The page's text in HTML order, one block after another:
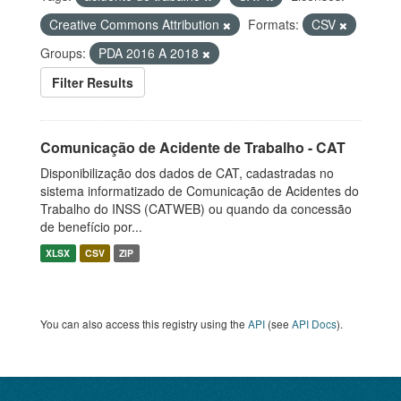
Creative Commons Attribution
Formats:
CSV
Groups:
PDA 2016 A 2018
Filter Results
Comunicação de Acidente de Trabalho - CAT
Disponibilização dos dados de CAT, cadastradas no
sistema informatizado de Comunicação de Acidentes do
Trabalho do INSS (CATWEB) ou quando da concessão
de benefício por...
XLSX CSV ZIP
You can also access this registry using the API (see API Docs).